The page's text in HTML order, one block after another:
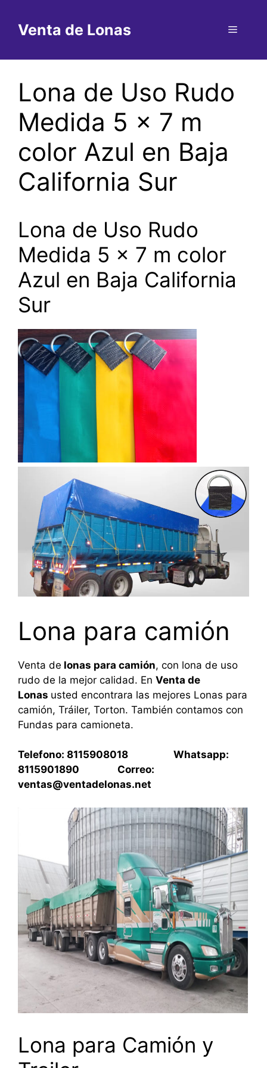
contenido
Venta de Lonas Menú
Lona de Uso Rudo
Medida 5 x 7 m
color Azul en Baja
California Sur
Lona de Uso Rudo
Medida 5 x 7 m color
Azul en Baja California
Sur
Lona para camión
Venta de lonas para camión, con lona de uso
rudo de la mejor calidad. En Venta de
Lonas usted encontrara las mejores Lonas para
camión, Tráiler, Torton. También contamos con
Fundas para camioneta.
Telefono: 8115908018 Whatsapp:
8115901890 Correo:
ventas@ventadelonas.net
Lona para Camión y